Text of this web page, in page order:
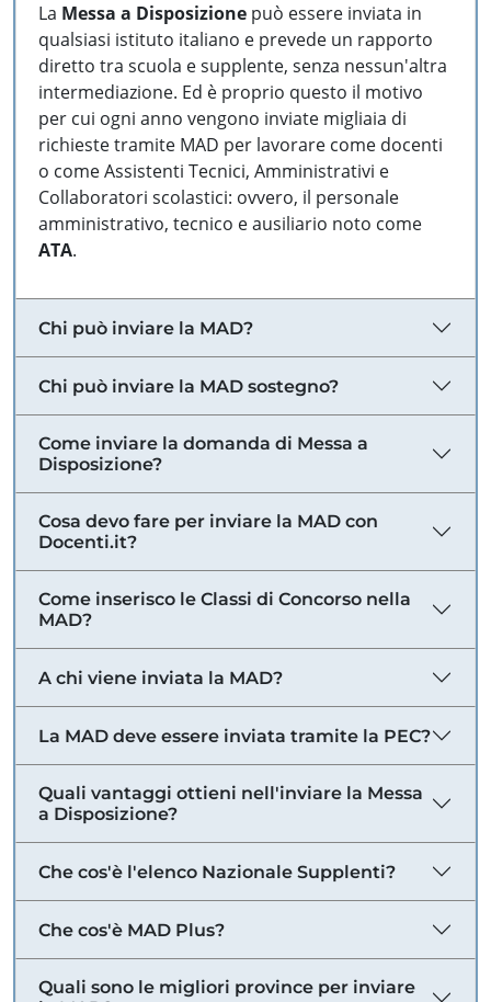
La Messa a Disposizione può essere inviata in
qualsiasi istituto italiano e prevede un rapporto
diretto tra scuola e supplente, senza nessun'altra
intermediazione. Ed è proprio questo il motivo
per cui ogni anno vengono inviate migliaia di
richieste tramite MAD per lavorare come docenti
o come Assistenti Tecnici, Amministrativi e
Collaboratori scolastici: ovvero, il personale
amministrativo, tecnico e ausiliario noto come
ATA.
Chi può inviare la MAD?
Chi può inviare la MAD sostegno?
Come inviare la domanda di Messa a
Disposizione?
Cosa devo fare per inviare la MAD con
Docenti.it?
Come inserisco le Classi di Concorso nella
MAD?
A chi viene inviata la MAD?
La MAD deve essere inviata tramite la PEC?
Quali vantaggi ottieni nell'inviare la Messa
a Disposizione?
Che cos'è l'elenco Nazionale Supplenti?
Che cos'è MAD Plus?
Quali sono le migliori province per inviare